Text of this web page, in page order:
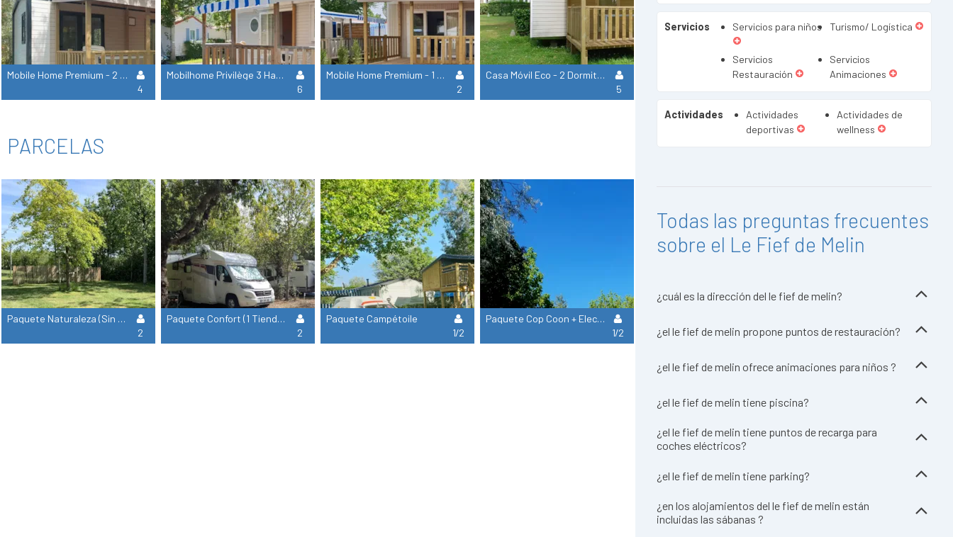
Mobile Home Premium - 2 Dormitorios + Tv + Lavavajillas + Aire Acondicionado
4
Mobilhome Privilège 3 Habitaciones - Tv + Lavavajilla + Aire Acondicionado
6
Mobile Home Premium - 1 Dormitorio +Tv + Sábanas Y Toallas
2
Casa Móvil Eco - 2 Dormitorios (Sin Instalaciones Sanitarias)
5
PARCELAS
Paquete Naturaleza (Sin Electricidad): Tienda O Caravana O Autocaravana O Moto + 1 Coche
2
Paquete Confort (1 Tienda, Caravana O Autocaravana + 1 Coche + Electricidad 10A)
2
Paquete Campétoile
1/2
Paquete Cop Coon + Electricidad 10A
1/2
Servicios Servicios para niños Turismo/ Logística
Servicios
Restauración
Servicios
Animaciones
Actividades
Actividades
deportivas
Actividades de
wellness
Todas las preguntas frecuentes
sobre el Le Fief de Melin
¿cuál es la dirección del le fief de melin?
¿el le fief de melin propone puntos de restauración?
¿el le fief de melin ofrece animaciones para niños ?
¿el le fief de melin tiene piscina?
¿el le fief de melin tiene puntos de recarga para
coches eléctricos?
¿el le fief de melin tiene parking?
¿en los alojamientos del le fief de melin están
incluidas las sábanas ?